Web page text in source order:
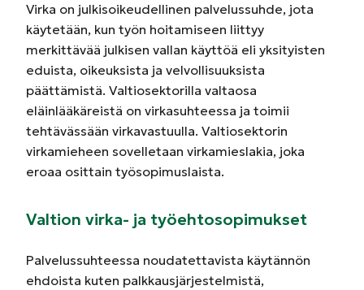
Virka on julkisoikeudellinen palvelussuhde, jota
käytetään, kun työn hoitamiseen liittyy
merkittävää julkisen vallan käyttöä eli yksityisten
eduista, oikeuksista ja velvollisuuksista
päättämistä. Valtiosektorilla valtaosa
eläinlääkäreistä on virkasuhteessa ja toimii
tehtävässään virkavastuulla. Valtiosektorin
virkamieheen sovelletaan virkamieslakia, joka
eroaa osittain työsopimuslaista.
Valtion virka- ja työehtosopimukset
Palvelussuhteessa noudatettavista käytännön
ehdoista kuten palkkausjärjestelmistä,